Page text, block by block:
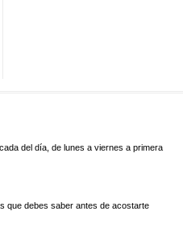
del día, de lunes a viernes a primera
que debes saber antes de acostarte